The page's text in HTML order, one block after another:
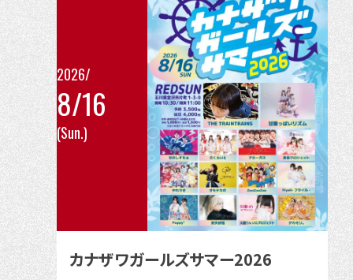
2026/
8/16
(Sun.)
カナザワガールズサマー2026
こ
の
詳